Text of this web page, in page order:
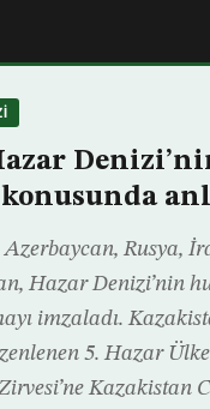
Rusya,
Hazar Denizi’nin
imzaladı.
5. Hazar
Kazakistan